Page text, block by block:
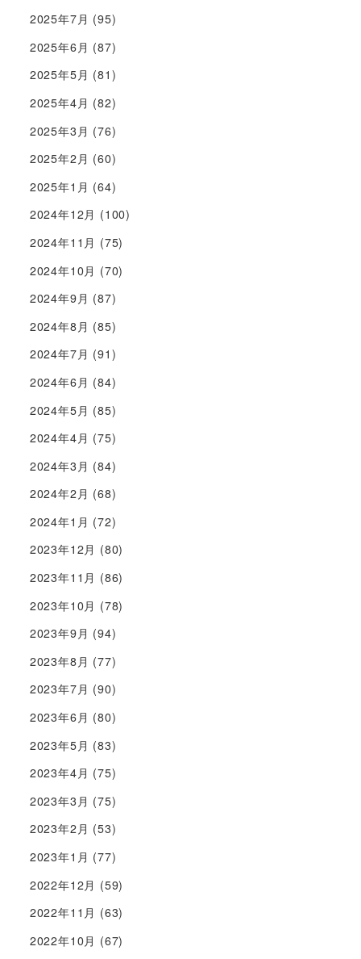
2025年7月 (95)
2025年6月 (87)
2025年5月 (81)
2025年4月 (82)
2025年3月 (76)
2025年2月 (60)
2025年1月 (64)
2024年12月 (100)
2024年11月 (75)
2024年10月 (70)
2024年9月 (87)
2024年8月 (85)
2024年7月 (91)
2024年6月 (84)
2024年5月 (85)
2024年4月 (75)
2024年3月 (84)
2024年2月 (68)
2024年1月 (72)
2023年12月 (80)
2023年11月 (86)
2023年10月 (78)
2023年9月 (94)
2023年8月 (77)
2023年7月 (90)
2023年6月 (80)
2023年5月 (83)
2023年4月 (75)
2023年3月 (75)
2023年2月 (53)
2023年1月 (77)
2022年12月 (59)
2022年11月 (63)
2022年10月 (67)